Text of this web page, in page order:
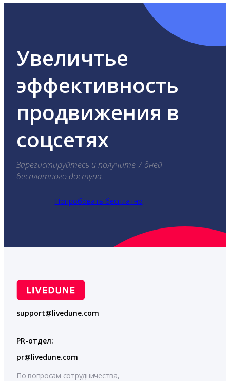
Увеличтье
эффективность
продвижения в
соцсетях
Зарегистируйтесь и получите 7 дней
бесплатного доступа.
Попробовать бесплатно
support@livedune.com
PR-отдел:
pr@livedune.com
По вопросам сотрудничества,